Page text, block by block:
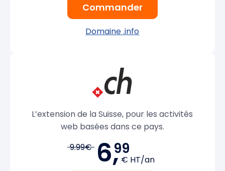
Commander
Domaine .info
L’extension de la Suisse, pour les activités
web basées dans ce pays.
9.99€ 6,99
€ HT/an